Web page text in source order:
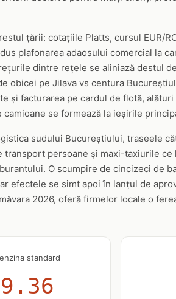
țării: cotațiile Platts, cursul EUR/
plafonarea adaosului comercial la
dintre rețele se aliniază destul
obicei pe Jilava vs centura
și facturarea pe cardul de flotă,
se formează la ieșirile
sudului Bucureștiului, traseele
persoane și maxi-taxiurile ce
O scumpire de cincizeci de
efectele se simt apoi în lanțul de
2026, oferă firmelor locale o
standard
9.36